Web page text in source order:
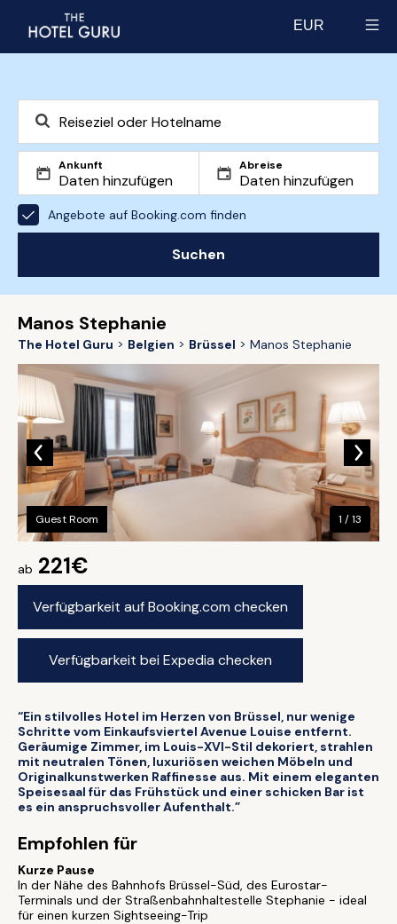
EUR
Ankunft Abreise
Angebote auf Booking.com finden
Suchen
Manos Stephanie
The Hotel Guru Belgien Brüssel Manos Stephanie
ab 221€
Verfügbarkeit auf Booking.com checken
Verfügbarkeit bei Expedia checken
Guest Room 1 / 13
“Ein stilvolles Hotel im Herzen von Brüssel, nur wenige
Schritte vom Einkaufsviertel Avenue Louise entfernt.
Geräumige Zimmer, im Louis-XVI-Stil dekoriert, strahlen
mit neutralen Tönen, luxuriösen weichen Möbeln und
Originalkunstwerken Raffinesse aus. Mit einem eleganten
Speisesaal für das Frühstück und einer schicken Bar ist
es ein anspruchsvoller Aufenthalt.”
Empfohlen für
Kurze Pause
In der Nähe des Bahnhofs Brüssel-Süd, des Eurostar-
Terminals und der Straßenbahnhaltestelle Stephanie - ideal
für einen kurzen Sightseeing-Trip